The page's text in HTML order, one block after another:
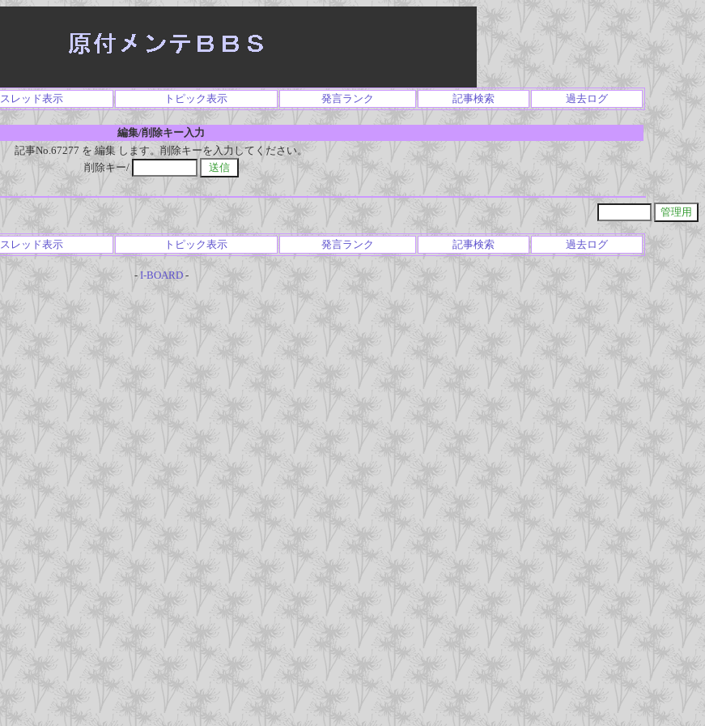
スレッド表示 トピック表示 発言ランク 記事検索 過去ログ
編集/削除キー入力
記事No.67277 を 編集 します。削除キーを入力してください。
削除キー/
スレッド表示 トピック表示 発言ランク 記事検索 過去ログ
- I-BOARD-